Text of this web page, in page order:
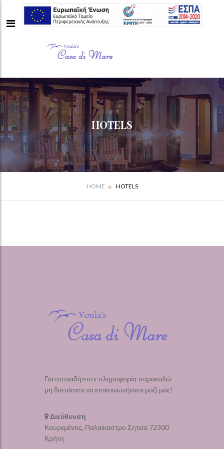
HOTELS
HOME HOTELS
Για οποιαδήποτε πληροφορία παρακαλώ
μη διστάσετε να επικοινωνήσετε μαζί μας!
Διεύθυνση
Κουρεμένος, Παλαίκαστρο Σητεία 72300
Κρήτη